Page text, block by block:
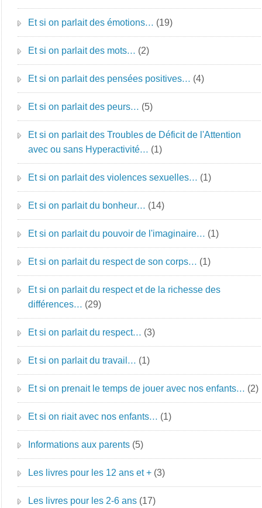
Et si on parlait des émotions… (19)
Et si on parlait des mots… (2)
Et si on parlait des pensées positives… (4)
Et si on parlait des peurs… (5)
Et si on parlait des Troubles de Déficit de l'Attention
avec ou sans Hyperactivité… (1)
Et si on parlait des violences sexuelles… (1)
Et si on parlait du bonheur… (14)
Et si on parlait du pouvoir de l'imaginaire… (1)
Et si on parlait du respect de son corps… (1)
Et si on parlait du respect et de la richesse des
différences… (29)
Et si on parlait du respect… (3)
Et si on parlait du travail… (1)
Et si on prenait le temps de jouer avec nos enfants… (2)
Et si on riait avec nos enfants… (1)
Informations aux parents (5)
Les livres pour les 12 ans et + (3)
Les livres pour les 2-6 ans (17)